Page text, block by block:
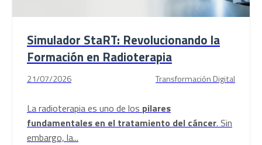
Simulador StaRT: Revolucionando la
Formación en Radioterapia
21/07/2026 Transformación Digital
La radioterapia es uno de los pilares
fundamentales en el tratamiento del cáncer. Sin
embargo, la...